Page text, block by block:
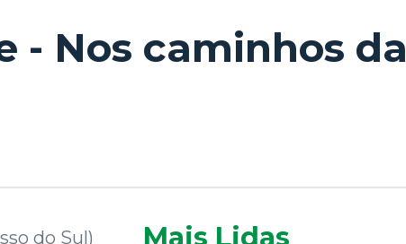
- Nos caminhos da
do Sul)
Mais Lidas